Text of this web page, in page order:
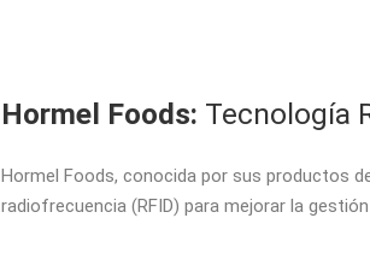
Hormel Foods: Tecnología
Hormel Foods, conocida por sus productos
radiofrecuencia (RFID) para mejorar la